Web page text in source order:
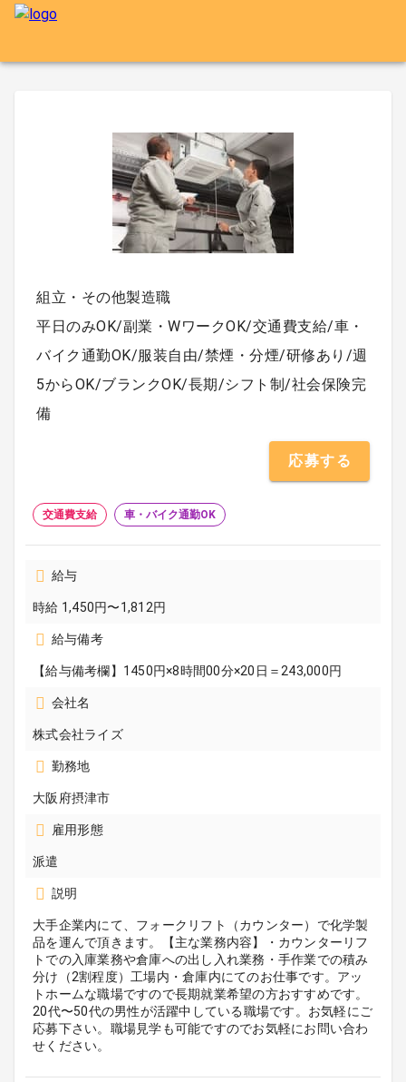
組立・その他製造職
平日のみOK/副業・WワークOK/交通費支給/車・
バイク通勤OK/服装自由/禁煙・分煙/研修あり/週
5からOK/ブランクOK/長期/シフト制/社会保険完
備
応募する
交通費支給 車・バイク通勤OK
給与
時給 1,450円〜1,812円
給与備考
【給与備考欄】1450円×8時間00分×20日＝243,000円
会社名
株式会社ライズ
勤務地
大阪府摂津市
雇用形態
派遣
説明
大手企業内にて、フォークリフト（カウンター）で化学製
品を運んで頂きます。【主な業務内容】・カウンターリフ
トでの入庫業務や倉庫への出し入れ業務・手作業での積み
分け（2割程度）工場内・倉庫内にてのお仕事です。アッ
トホームな職場ですので長期就業希望の方おすすめです。
20代〜50代の男性が活躍中している職場です。お気軽にご
応募下さい。職場見学も可能ですのでお気軽にお問い合わ
せください。